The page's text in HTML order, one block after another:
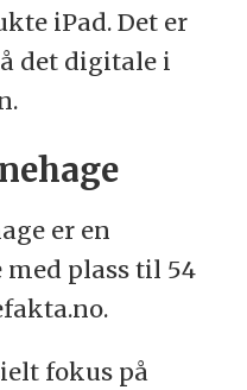
iPad. Det er
det digitale i
er en
plass til 54
fokus på